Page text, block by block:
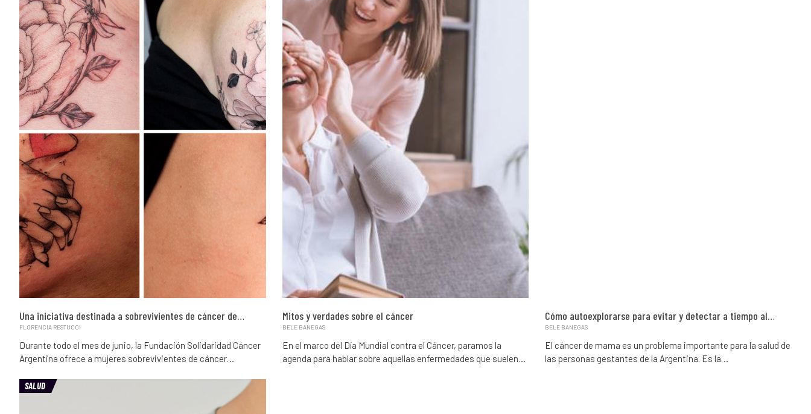
Una iniciativa destinada a sobrevivientes de cáncer de…
FLORENCIA RESTUCCI
Durante todo el mes de junio, la Fundación Solidaridad Cáncer
Argentina ofrece a mujeres sobrevivientes de cáncer…
Mitos y verdades sobre el cáncer
BELE BANEGAS
En el marco del Día Mundial contra el Cáncer, paramos la
agenda para hablar sobre aquellas enfermedades que suelen…
Cómo autoexplorarse para evitar y detectar a tiempo al…
BELE BANEGAS
El cáncer de mama es un problema importante para la salud de
las personas gestantes de la Argentina. Es la…
SALUD